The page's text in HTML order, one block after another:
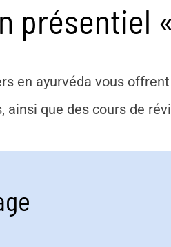
présentiel
en ayurvéda vous
que des cours de